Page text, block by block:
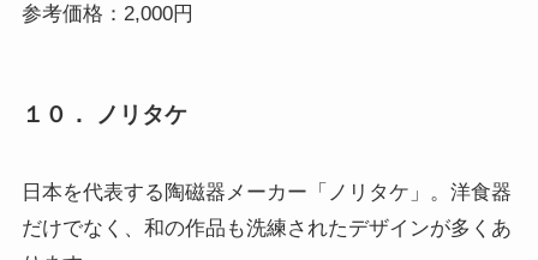
参考価格：2,000円
１０． ノリタケ
日本を代表する陶磁器メーカー「ノリタケ」。洋食器
だけでなく、和の作品も洗練されたデザインが多くあ